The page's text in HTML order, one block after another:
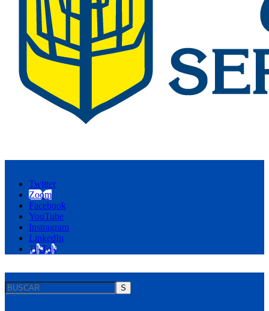
Twitter
Zoom
Facebook
YouTube
Instragram
LinkedIn
TikTok
S